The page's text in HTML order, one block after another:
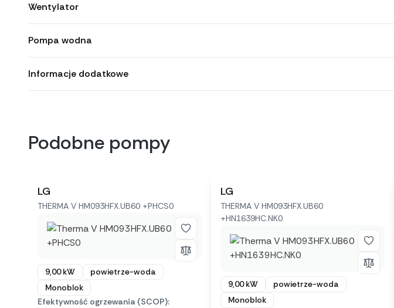
Wentylator
Pompa wodna
Informacje dodatkowe
Podobne pompy
LG
THERMA V HM093HFX.UB60 +PHCS0
9,00 kW
powietrze-woda
Monoblok
Efektywność ogrzewania (SCOP):
LG
THERMA V HM093HFX.UB60
+HN1639HC.NK0
9,00 kW
powietrze-woda
Monoblok